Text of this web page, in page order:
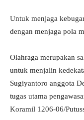
Untuk menjaga
dengan menjaga pola
Olahraga merupakan
untuk menjalin
Sugiyantoro anggota
tugas utama
Koramil 1206-06/